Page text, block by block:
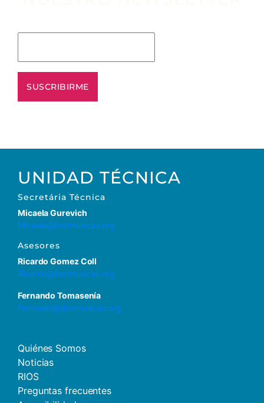
UNIDAD TÉCNICA
Secretária Técnica
Micaela Gurevich
Micaela@ibermusicas.org
Asesores
Ricardo Gomez Coll
Ricardo@ibermusicas.org
Fernando Tomasenía
Fernando@ibermusicas.org
Quiénes Somos
Noticias
RIOS
Preguntas frecuentes